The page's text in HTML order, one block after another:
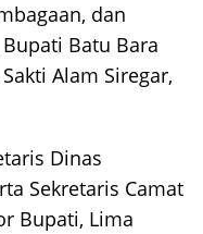
dan
Batu Bara
Alam Siregar,
Dinas
Sekretaris Camat
Bupati, Lima